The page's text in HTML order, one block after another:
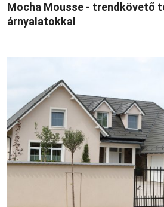
Mocha Mousse - trendkövető
árnyalatokkal